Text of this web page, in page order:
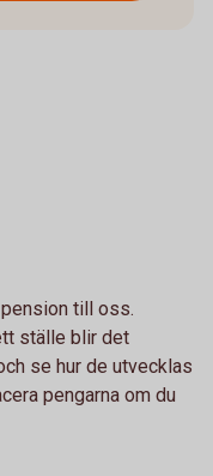
till oss.
ställe blir det
se hur de utvecklas
pengarna om du